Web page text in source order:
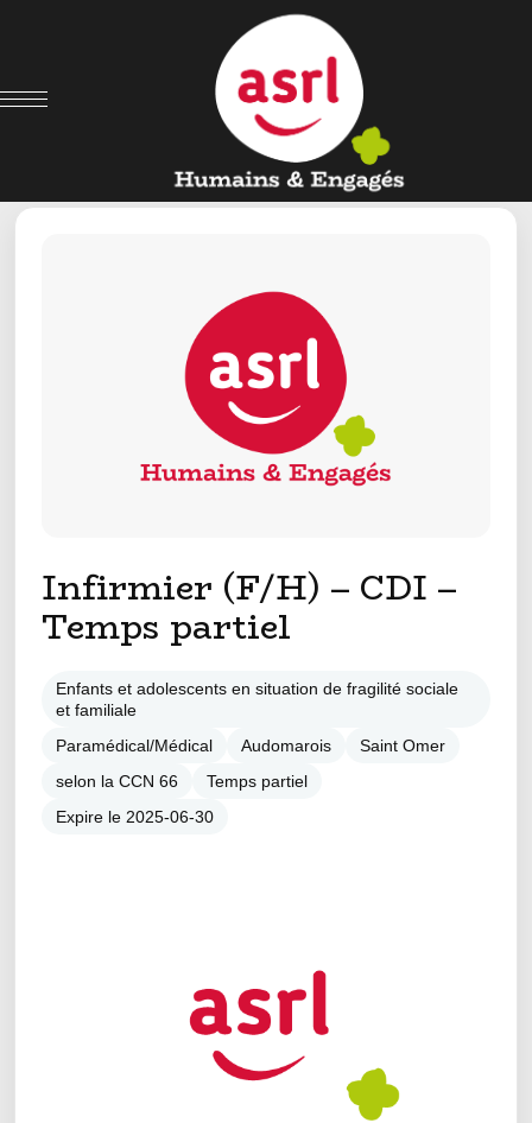
Infirmier (F/H) – CDI –
Temps partiel
Enfants et adolescents en situation de fragilité sociale
et familiale
Paramédical/Médical
Audomarois
Saint Omer
selon la CCN 66
Temps partiel
Expire le 2025-06-30